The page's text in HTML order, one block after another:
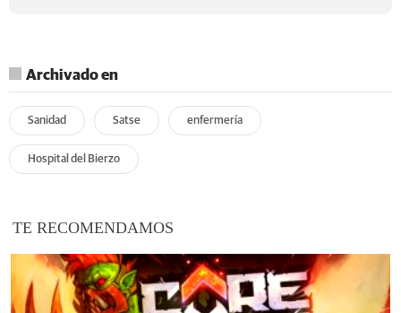
Archivado en
Sanidad Satse enfermería
Hospital del Bierzo
TE RECOMENDAMOS